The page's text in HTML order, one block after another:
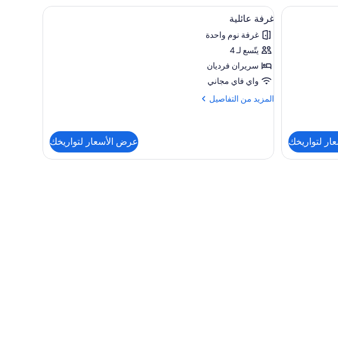
لتواريخك
استعراض
جميع
صور
غرفة
عائلية
3
غرفة عائلية
غرفة نوم واحدة
يتّسع لـ 4
سريران فرديان
واي فاي مجاني
المزيد من التفاصيل
المزيد
عائلية
عرض الأسعار لتواريخك